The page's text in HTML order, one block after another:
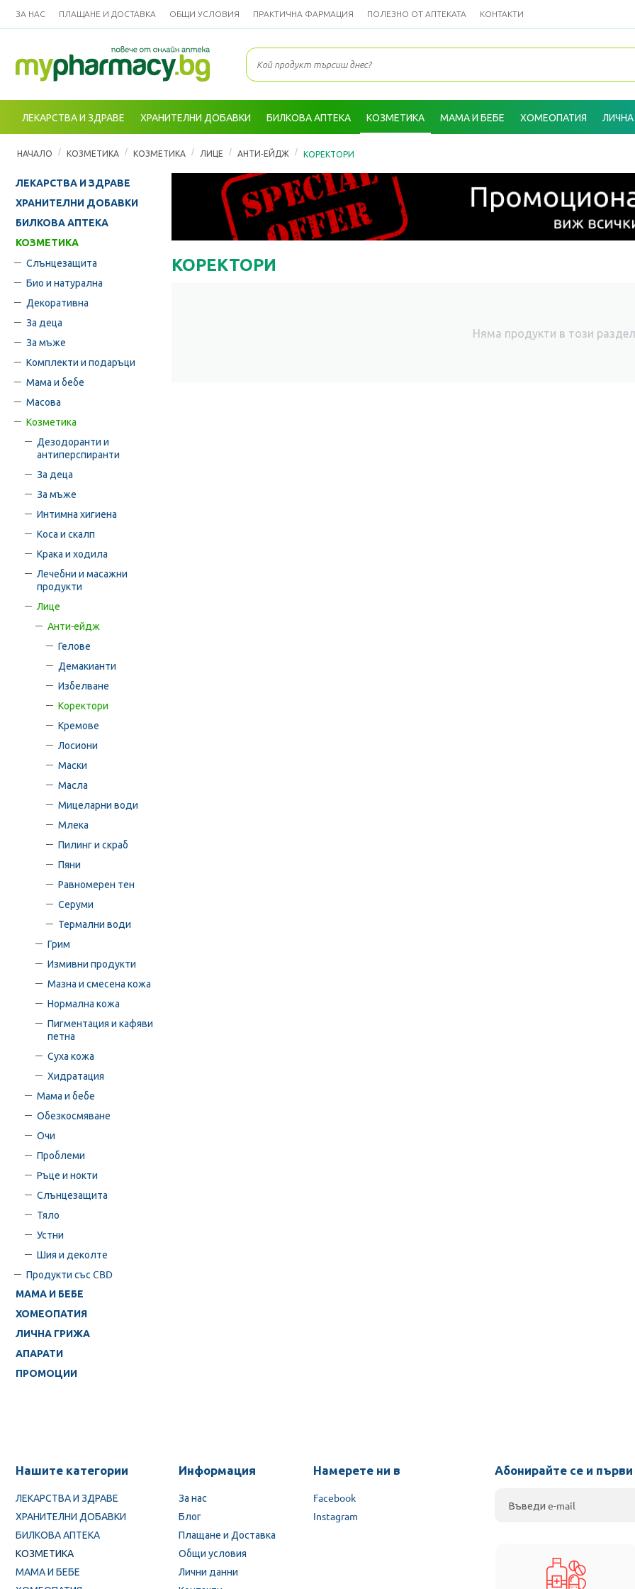
ЗА НАС ПЛАЩАНЕ И ДОСТАВКА ОБЩИ УСЛОВИЯ ПРАКТИЧНА ФАРМАЦИЯ ПОЛЕЗНО ОТ АПТЕКАТА КОНТАКТИ
ЛЕКАРСТВА И ЗДРАВЕ ХРАНИТЕЛНИ ДОБАВКИ БИЛКОВА АПТЕКА КОЗМЕТИКА МАМА И БЕБЕ ХОМЕОПАТИЯ
НАЧАЛО / КОЗМЕТИКА / КОЗМЕТИКА / ЛИЦЕ / АНТИ-ЕЙДЖ / КОРЕКТОРИ
ЛЕКАРСТВА И ЗДРАВЕ
ХРАНИТЕЛНИ ДОБАВКИ
БИЛКОВА АПТЕКА
КОЗМЕТИКА
Слънцезащита
Био и натурална
Декоративна
За деца
За мъже
Комплекти и подаръци
Мама и бебе
Масова
Козметика
Дезодоранти и
антиперспиранти
За деца
За мъже
Интимна хигиена
Коса и скалп
Крака и ходила
Лечебни и масажни
продукти
Лице
Анти-ейдж
Гелове
Демакианти
Избелване
Коректори
Кремове
Лосиони
Маски
Масла
Мицеларни води
Млека
Пилинг и скраб
Пяни
Равномерен тен
Серуми
Термални води
Грим
Измивни продукти
Мазна и смесена кожа
Нормална кожа
Пигментация и кафяви
петна
Суха кожа
Хидратация
Мама и бебе
Обезкосмяване
Очи
Проблеми
Ръце и нокти
Слънцезащита
Тяло
Устни
Шия и деколте
Продукти със CBD
МАМА И БЕБЕ
ХОМЕОПАТИЯ
ЛИЧНА ГРИЖА
АПАРАТИ
ПРОМОЦИИ
КОРЕКТОРИ
Няма продукти в този раздел
Нашите категории
ЛЕКАРСТВА И ЗДРАВЕ
ХРАНИТЕЛНИ ДОБАВКИ
БИЛКОВА АПТЕКА
КОЗМЕТИКА
МАМА И БЕБЕ
Информация
За нас
Блог
Плащане и Доставка
Общи условия
Лични данни
Намерете ни в
Facebook
Instagram
Абонирайте се и